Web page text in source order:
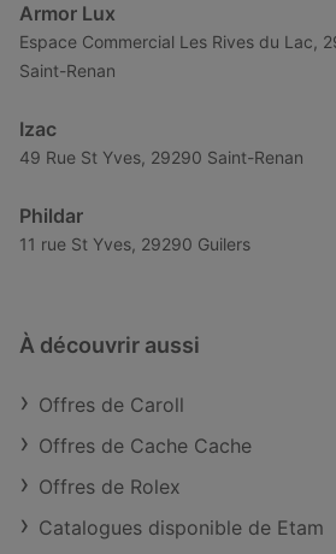
Armor Lux
Espace Commercial Les Rives du Lac,
Saint-Renan
Izac
49 Rue St Yves, 29290 Saint-Renan
Phildar
11 rue St Yves, 29290 Guilers
À découvrir aussi
Offres de Caroll
Offres de Cache Cache
Offres de Rolex
Catalogues disponible de Etam